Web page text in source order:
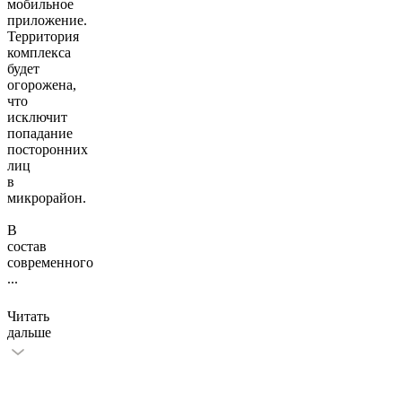
мобильное
приложение.
Территория
комплекса
будет
огорожена,
что
исключит
попадание
посторонних
лиц
в
микрорайон.
В
состав
современного
...
Читать
дальше